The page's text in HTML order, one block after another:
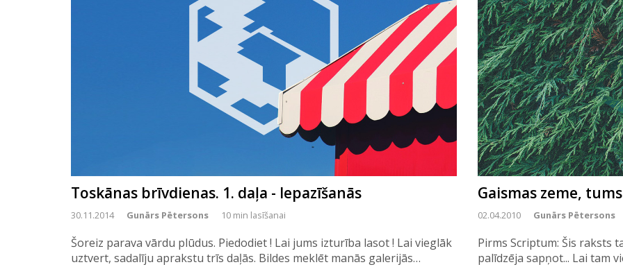
Toskānas brīvdienas. 1. daļa - Iepazīšanās
30.11.2014 Gunārs Pētersons 10 min lasīšanai
Šoreiz parava vārdu plūdus. Piedodiet ! Lai jums izturība lasot ! Lai vieglāk
uztvert, sadalīju aprakstu trīs daļās. Bildes meklēt manās galerijās…
Gaismas zeme,
02.04.2010 Gunārs Pētersons
Pirms Scriptum: Šis raksts
palīdzēja sapņot... Lai tam